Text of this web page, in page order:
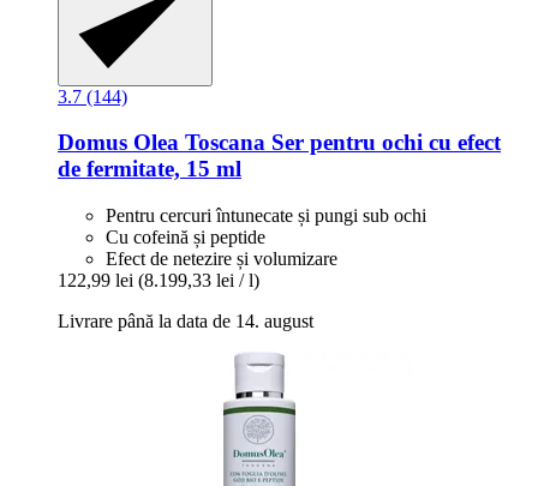
3.7 (144)
Domus Olea Toscana Ser pentru ochi cu efect
de fermitate, 15 ml
Pentru cercuri întunecate și pungi sub ochi
Cu cofeină și peptide
Efect de netezire și volumizare
122,99 lei (8.199,33 lei / l)
Livrare până la data de 14. august